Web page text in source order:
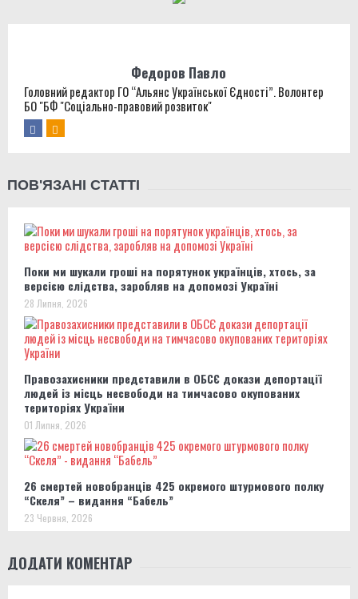
Федоров Павло
Головний редактор ГО “Альянс Української Єдності”. Волонтер
БО "БФ "Соціально-правовий розвиток"
ПОВ'ЯЗАНІ СТАТТІ
Поки ми шукали гроші на порятунок українців, хтось, за
версією слідства, заробляв на допомозі Україні
28 Липня, 2026
Правозахисники представили в ОБСЄ докази депортації
людей із місць несвободи на тимчасово окупованих
територіях України
01 Липня, 2026
26 смертей новобранців 425 окремого штурмового полку
“Скеля” – видання “Бабель”
23 Червня, 2026
ДОДАТИ КОМЕНТАР